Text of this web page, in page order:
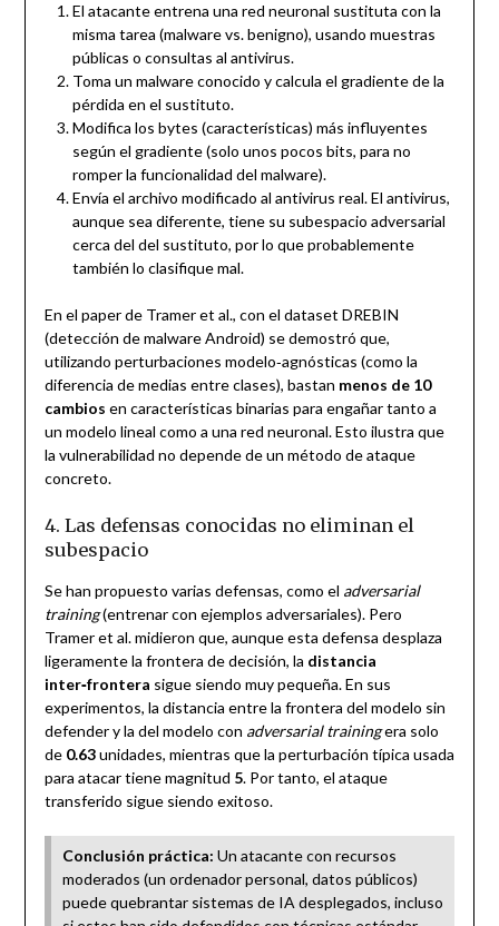
El atacante entrena una red neuronal sustituta con la
misma tarea (malware vs. benigno), usando muestras
públicas o consultas al antivirus.
Toma un malware conocido y calcula el gradiente de la
pérdida en el sustituto.
Modifica los bytes (características) más influyentes
según el gradiente (solo unos pocos bits, para no
romper la funcionalidad del malware).
Envía el archivo modificado al antivirus real. El antivirus,
aunque sea diferente, tiene su subespacio adversarial
cerca del del sustituto, por lo que probablemente
también lo clasifique mal.
En el paper de Tramer et al., con el dataset DREBIN
(detección de malware Android) se demostró que,
utilizando perturbaciones modelo‑agnósticas (como la
diferencia de medias entre clases), bastan menos de 10
cambios en características binarias para engañar tanto a
un modelo lineal como a una red neuronal. Esto ilustra que
la vulnerabilidad no depende de un método de ataque
concreto.
4. Las defensas conocidas no eliminan el
subespacio
Se han propuesto varias defensas, como el adversarial
training(entrenar con ejemplos adversariales). Pero
Tramer et al. midieron que, aunque esta defensa desplaza
ligeramente la frontera de decisión, la distancia
inter‑frontera sigue siendo muy pequeña. En sus
experimentos, la distancia entre la frontera del modelo sin
defender y la del modelo con adversarial trainingera solo
de 0.63unidades, mientras que la perturbación típica usada
para atacar tiene magnitud 5. Por tanto, el ataque
transferido sigue siendo exitoso.
Conclusión práctica: Un atacante con recursos
moderados (un ordenador personal, datos públicos)
puede quebrantar sistemas de IA desplegados, incluso